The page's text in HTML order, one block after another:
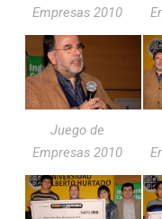
Empresas 2010
Juego de
Empresas 2010